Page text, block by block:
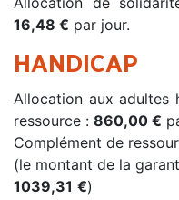
16,48 € par jour.
HANDICAP
Allocation aux adultes
ressource : 860,00 €
Complément de
(le montant de la
1039,31 €)